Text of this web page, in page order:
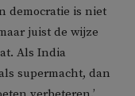
democratie is niet
juist de wijze
Als India
supermacht, dan